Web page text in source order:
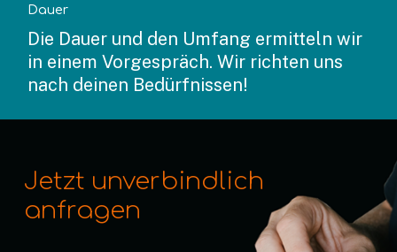
Dauer
Die Dauer und den Umfang ermitteln wir
in einem Vorgespräch. Wir richten uns
nach deinen Bedürfnissen!
Jetzt unverbindlich
anfragen